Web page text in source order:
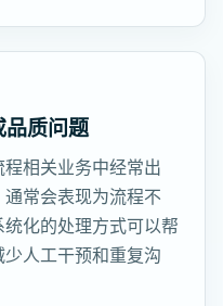
品质问题
相关业务中经常出
常会表现为流程不
化的处理方式可以帮
人工干预和重复沟